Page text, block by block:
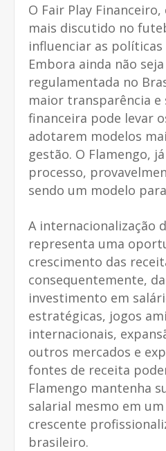
O Fair Play
mais discutido no
influenciar as
Embora ainda não
regulamentada no
maior transparência
financeira pode levar
adotarem modelos
gestão. O Flamengo,
processo,
sendo um modelo
A internacionalização
representa uma
crescimento das
consequentemente,
investimento em
estratégicas, jogos
internacionais,
outros mercados e
fontes de receita
Flamengo mantenha
salarial mesmo em
crescente
brasileiro.